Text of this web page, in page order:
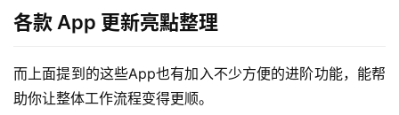
各款 App 更新亮點整理
而上面提到的这些App也有加入不少方便的进阶功能，能帮
助你让整体工作流程变得更顺。